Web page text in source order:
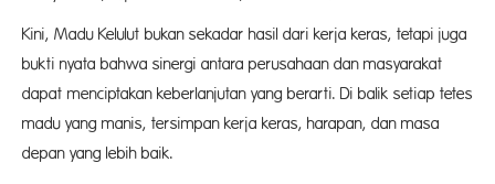
Kini, Madu Kelulut bukan sekadar hasil dari kerja keras, tetapi juga
bukti nyata bahwa sinergi antara perusahaan dan masyarakat
dapat menciptakan keberlanjutan yang berarti. Di balik setiap tetes
madu yang manis, tersimpan kerja keras, harapan, dan masa
depan yang lebih baik.